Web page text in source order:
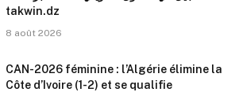
takwin.dz
8 août 2026
CAN-2026 féminine : l’Algérie élimine la
Côte d’Ivoire (1-2) et se qualifie